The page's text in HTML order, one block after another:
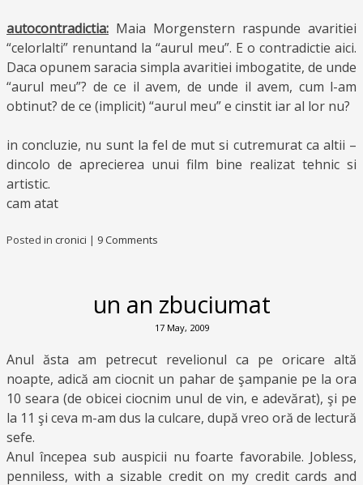
autocontradictia: Maia Morgenstern raspunde avaritiei
“celorlalti” renuntand la “aurul meu”. E o contradictie aici.
Daca opunem saracia simpla avaritiei imbogatite, de unde
“aurul meu”? de ce il avem, de unde il avem, cum l-am
obtinut? de ce (implicit) “aurul meu” e cinstit iar al lor nu?
in concluzie, nu sunt la fel de mut si cutremurat ca altii –
dincolo de aprecierea unui film bine realizat tehnic si
artistic.
cam atat
Posted in cronici | 9 Comments
un an zbuciumat
17 May, 2009
Anul ăsta am petrecut revelionul ca pe oricare altă
noapte, adică am ciocnit un pahar de şampanie pe la ora
10 seara (de obicei ciocnim unul de vin, e adevărat), şi pe
la 11 şi ceva m-am dus la culcare, după vreo oră de lectură
sefe.
Anul începea sub auspicii nu foarte favorabile. Jobless,
penniless, with a sizable credit on my credit cards and